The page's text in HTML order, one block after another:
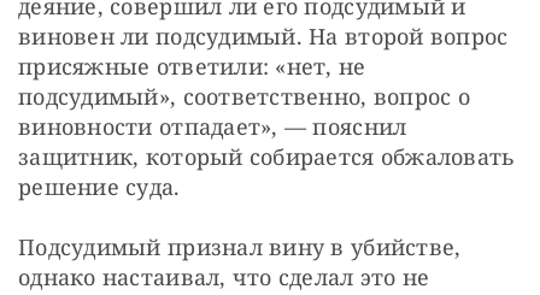
виновен ли подсудимый. На второй вопрос
присяжные ответили: «нет, не
подсудимый», соответственно, вопрос о
виновности отпадает», — пояснил
защитник, который собирается обжаловать
решение суда.
Подсудимый признал вину в убийстве,
однако настаивал, что сделал это не